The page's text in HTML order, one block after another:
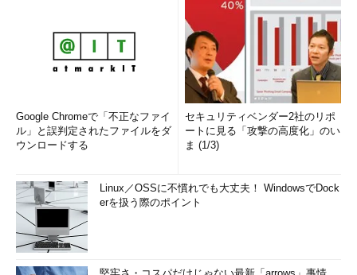
Google Chromeで「不正なファイ
ル」と誤判定されたファイルをダ
ウンロードする
セキュリティベンダー2社のリポ
ートに見る「攻撃の高度化」のい
ま (1/3)
Linux／OSSに不慣れでも大丈夫！ WindowsでDock
erを扱う際のポイント